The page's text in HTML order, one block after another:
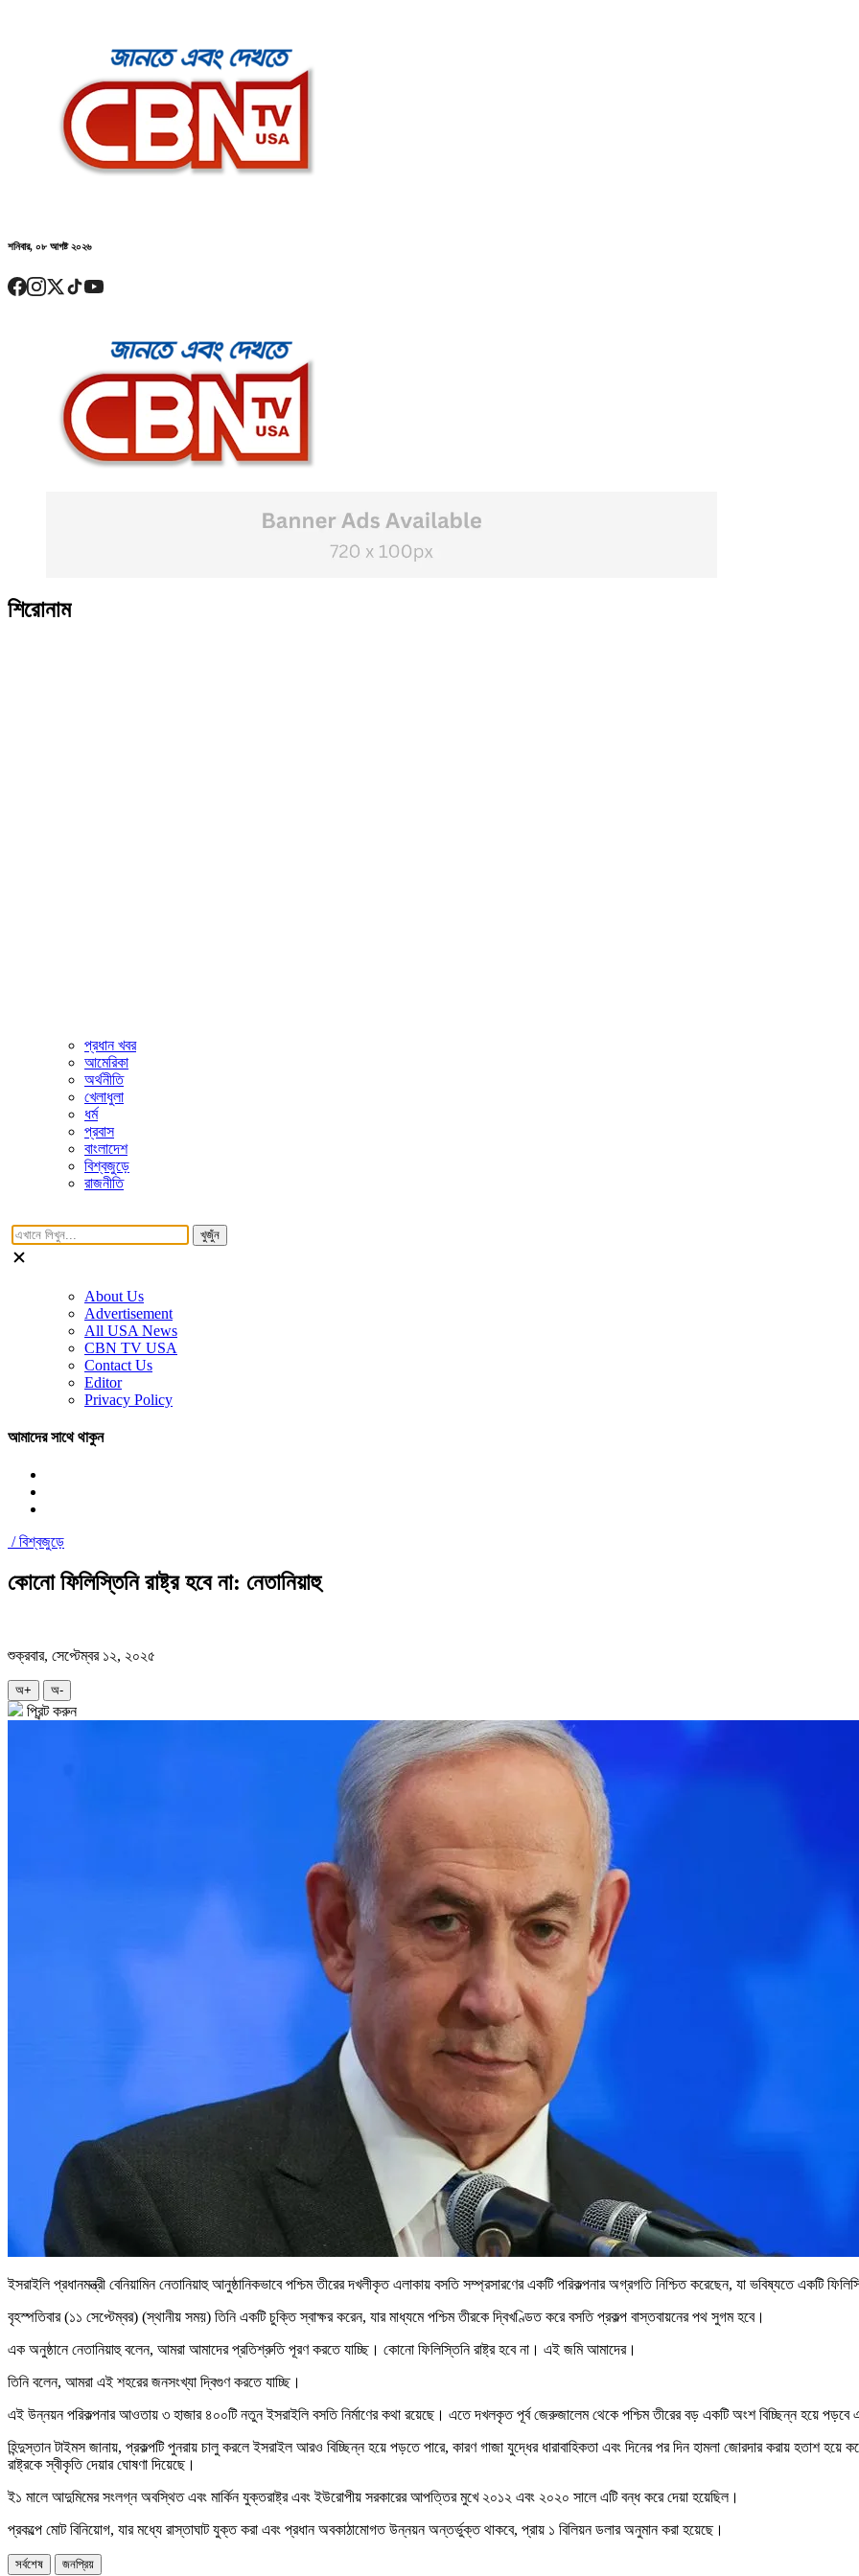
শনিবার, ০৮ আগষ্ট ২০২৬
শিরোনাম
প্রধান খবর
আমেরিকা
অর্থনীতি
খেলাধুলা
ধর্ম
প্রবাস
বাংলাদেশ
বিশ্বজুড়ে
রাজনীতি
খুজুঁন
About Us
Advertisement
All USA News
CBN TV USA
Contact Us
Editor
Privacy Policy
আমাদের সাথে থাকুন
/বিশ্বজুড়ে
কোনো ফিলিস্তিনি রাষ্ট্র হবে না: নেতানিয়াহু
শুক্রবার, সেপ্টেম্বর ১২, ২০২৫
অ+ অ-
প্রিন্ট করুন
ইসরাইলি প্রধানমন্ত্রী বেনিয়ামিন নেতানিয়াহু আনুষ্ঠানিকভাবে পশ্চিম তীরের দখলীকৃত এলাকায় বসতি সম্প্রসারণের একটি পরিকল্পনার অগ্রগতি নিশ্চিত করেছেন, যা ভবিষ্যতে একটি
বৃহস্পতিবার (১১ সেপ্টেম্বর) (স্থানীয় সময়) তিনি একটি চুক্তি স্বাক্ষর করেন, যার মাধ্যমে পশ্চিম তীরকে দ্বিখণ্ডিত করে বসতি প্রকল্প বাস্তবায়নের পথ সুগম হবে।
এক অনুষ্ঠানে নেতানিয়াহু বলেন, আমরা আমাদের প্রতিশ্রুতি পূরণ করতে যাচ্ছি। কোনো ফিলিস্তিনি রাষ্ট্র হবে না। এই জমি আমাদের।
তিনি বলেন, আমরা এই শহরের জনসংখ্যা দ্বিগুণ করতে যাচ্ছি।
এই উন্নয়ন পরিকল্পনার আওতায় ৩ হাজার ৪০০টি নতুন ইসরাইলি বসতি নির্মাণের কথা রয়েছে। এতে দখলকৃত পূর্ব জেরুজালেম থেকে পশ্চিম তীরের বড় একটি অংশ বিচ্ছিন্ন হয়ে পড়বে
হিন্দুস্তান টাইমস জানায়, প্রকল্পটি পুনরায় চালু করলে ইসরাইল আরও বিচ্ছিন্ন হয়ে পড়তে পারে, কারণ গাজা যুদ্ধের ধারাবাহিকতা এবং দিনের পর দিন হামলা জোরদার করায় হতাশ হয়ে
রাষ্ট্রকে স্বীকৃতি দেয়ার ঘোষণা দিয়েছে।
ই১ মালে আদুমিমের সংলগ্ন অবস্থিত এবং মার্কিন যুক্তরাষ্ট্র এবং ইউরোপীয় সরকারের আপত্তির মুখে ২০১২ এবং ২০২০ সালে এটি বন্ধ করে দেয়া হয়েছিল।
প্রকল্পে মোট বিনিয়োগ, যার মধ্যে রাস্তাঘাট যুক্ত করা এবং প্রধান অবকাঠামোগত উন্নয়ন অন্তর্ভুক্ত থাকবে, প্রায় ১ বিলিয়ন ডলার অনুমান করা হয়েছে।
সর্বশেষ জনপ্রিয়